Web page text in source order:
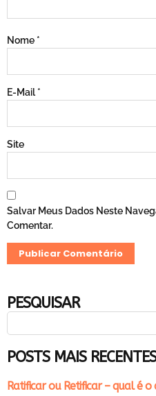
Nome *
E-Mail*
Site
Salvar Meus Dados Neste
Comentar.
PESQUISAR
POSTS MAIS RECENTES
Ratificar ou Retificar – qual é